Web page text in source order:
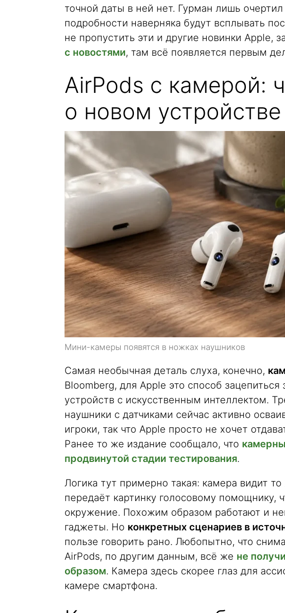
точной даты в ней нет. Гурман лишь
подробности наверняка будут всплывать
не пропустить эти и другие новинки Apple,
с новостями, там всё появляется первым
AirPods с камерой:
о новом устройстве
Мини-камеры появятся в ножках наушников
Самая необычная деталь слуха, конечно,
Bloomberg, для Apple это способ
устройств с искусственным интеллектом.
наушники с датчиками сейчас активно
игроки, так что Apple просто не хочет
Ранее то же издание сообщало, что
продвинутой стадии тестирования.
Логика тут примерно такая: камера видит
передаёт картинку голосовому помощнику,
окружение. Похожим образом работают и
гаджеты. Но конкретных сценариев в
пользе говорить рано. Любопытно, что
AirPods, по другим данным, всё же не
образом. Камера здесь скорее глаз для
камере смартфона.